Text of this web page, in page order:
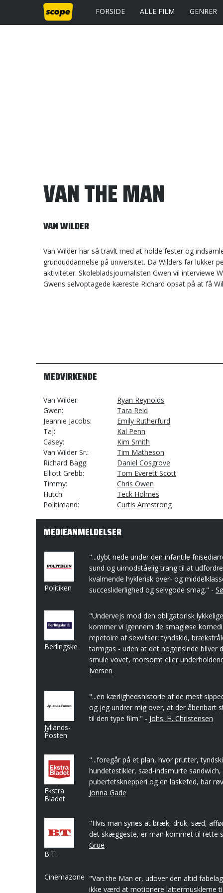
FORSIDE ALLE FILM GENRER
VAN THE MAN
VAN WILDER
Van Wilder har så travlt med at holde fester og
grunduddannelse på universitet. Da Wilders far lukker
aktiviteter. Skolebladsjournalisten Gwen vil interviewe
Gwens selvoptagede kæreste Richard opsat på at få
MEDVIRKENDE
Van Wilder
Ryan Reynolds
Gwen
Tara Reid
Jeannie Jacobs
Emily Rutherfurd
Taj
Kal Penn
Casey
Kim Smith
Van Wilder Sr.
Tim Matheson
Richard Bagg
Daniel Cosgrove
Elliott Grebb
Tom Everett Scott
Timmy
Chris Owen
Hutch
Teck Holmes
Politimand
Curtis Armstrong
MEDIEANMELDELSER
Politiken
"...dybt nede under den infantile
sund og uimodståelig trang til at
kvalmende hyklerisk over- og
succesliderlighed og selvgode smag." -
Berlingske
"Undervejs mod den obligatorisk
kommer vi igennem de smagløse
repetoire af sexvitser, tyndskid,
tarmgas - uden at det nogensinde bliver
smule vovet, morsomt eller
Iversen
Jyllands-
Posten
"...en kærlighedshistorie af de mest
og jeg undrer mig over, at der åbenbart
til den type film." - Johs. H. Christensen
Ekstra
Bladet
"...foregår på et plan, hvor prutter,
hundetestikler, sæd-indsmurte sandwich,
pubertetsknepperi og en laskefed, bar
Jonna Gade
B.T.
"Hvis man synes at bræk, druk, sæd,
det skæggeste, er man kommet til rette
Grue
Cinemazone "Van the Man er, udover den altid
ikke værd at motionere lattermusklerne